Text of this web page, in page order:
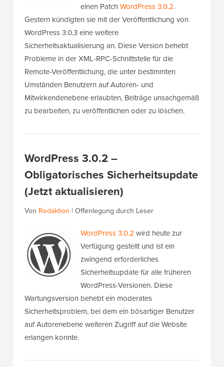
einen PatchWordPress 3.0.2.
Gestern kündigten sie mit der Veröffentlichung von
WordPress 3.0.3 eine weitere
Sicherheitsaktualisierung an. Diese Version behebt
Probleme in der XML-RPC-Schnittstelle für die
Remote-Veröffentlichung, die unter bestimmten
Umständen Benutzern auf Autoren- und
Mitwirkendenebene erlaubten, Beiträge unsachgemäß
zu bearbeiten, zu veröffentlichen oder zu löschen.
WordPress 3.0.2 –
Obligatorisches Sicherheitsupdate
(Jetzt aktualisieren)
Von Redaktion | Offenlegung durch Leser
WordPress 3.0.2 wird heute zur
Verfügung gestellt und ist ein
zwingend erforderliches
Sicherheitsupdate für alle früheren
WordPress-Versionen. Diese
Wartungsversion behebt ein moderates
Sicherheitsproblem, bei dem ein bösartiger Benutzer
auf Autorenebene weiteren Zugriff auf die Website
erlangen konnte.